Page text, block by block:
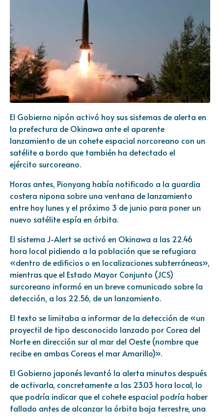
El Gobierno nipón activó hoy sus sistemas de alerta en
la prefectura de Okinawa ante el aparente
lanzamiento de un cohete espacial norcoreano con un
satélite a bordo que también ha detectado el
ejército surcoreano.
Horas antes, Pionyang había notificado a la guardia
costera nipona sobre una ventana de lanzamiento
entre hoy lunes y el próximo 3 de junio para poner un
nuevo satélite espía en órbita.
El sistema J-Alert se activó en Okinawa a las 22.46
hora local pidiendo a la población que se refugiara
«dentro de edificios o en localizaciones subterráneas»,
mientras que el Estado Mayor Conjunto (JCS)
surcoreano informó en un breve comunicado sobre la
detección, a las 22.56, de un lanzamiento.
El texto se limitaba a informar de la detección de «un
proyectil de tipo desconocido lanzado por Corea del
Norte en dirección sur al mar del Oeste (nombre que
recibe en ambas Coreas el mar Amarillo)».
El Gobierno japonés levantó la alerta minutos después
de activarla, concretamente a las 23.03 hora local, lo
que podría indicar que el cohete espacial podría haber
fallado antes de alcanzar la órbita baja terrestre, una